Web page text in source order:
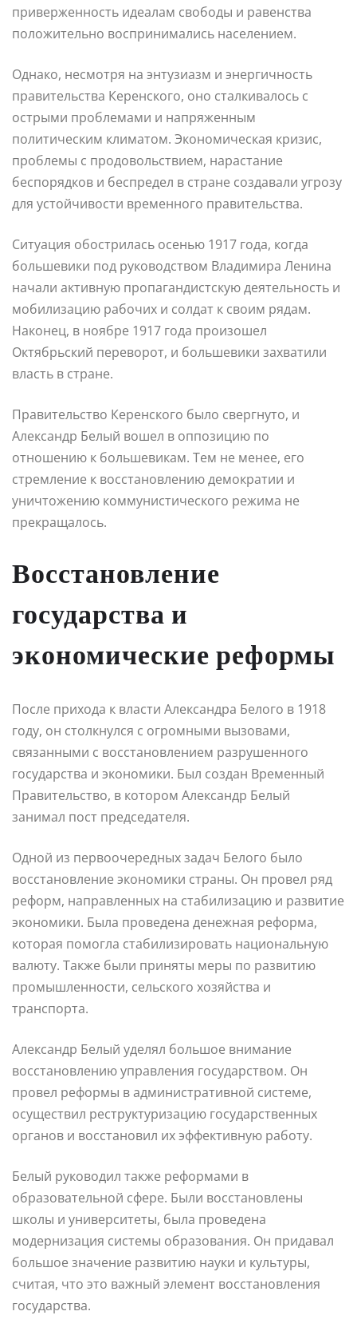
приверженность идеалам свободы и равенства
положительно воспринимались населением.
Однако, несмотря на энтузиазм и энергичность
правительства Керенского, оно сталкивалось с
острыми проблемами и напряженным
политическим климатом. Экономическая кризис,
проблемы с продовольствием, нарастание
беспорядков и беспредел в стране создавали угрозу
для устойчивости временного правительства.
Ситуация обострилась осенью 1917 года, когда
большевики под руководством Владимира Ленина
начали активную пропагандистскую деятельность и
мобилизацию рабочих и солдат к своим рядам.
Наконец, в ноябре 1917 года произошел
Октябрьский переворот, и большевики захватили
власть в стране.
Правительство Керенского было свергнуто, и
Александр Белый вошел в оппозицию по
отношению к большевикам. Тем не менее, его
стремление к восстановлению демократии и
уничтожению коммунистического режима не
прекращалось.
Восстановление
государства и
экономические реформы
После прихода к власти Александра Белого в 1918
году, он столкнулся с огромными вызовами,
связанными с восстановлением разрушенного
государства и экономики. Был создан Временный
Правительство, в котором Александр Белый
занимал пост председателя.
Одной из первоочередных задач Белого было
восстановление экономики страны. Он провел ряд
реформ, направленных на стабилизацию и развитие
экономики. Была проведена денежная реформа,
которая помогла стабилизировать национальную
валюту. Также были приняты меры по развитию
промышленности, сельского хозяйства и
транспорта.
Александр Белый уделял большое внимание
восстановлению управления государством. Он
провел реформы в административной системе,
осуществил реструктуризацию государственных
органов и восстановил их эффективную работу.
Белый руководил также реформами в
образовательной сфере. Были восстановлены
школы и университеты, была проведена
модернизация системы образования. Он придавал
большое значение развитию науки и культуры,
считая, что это важный элемент восстановления
государства.